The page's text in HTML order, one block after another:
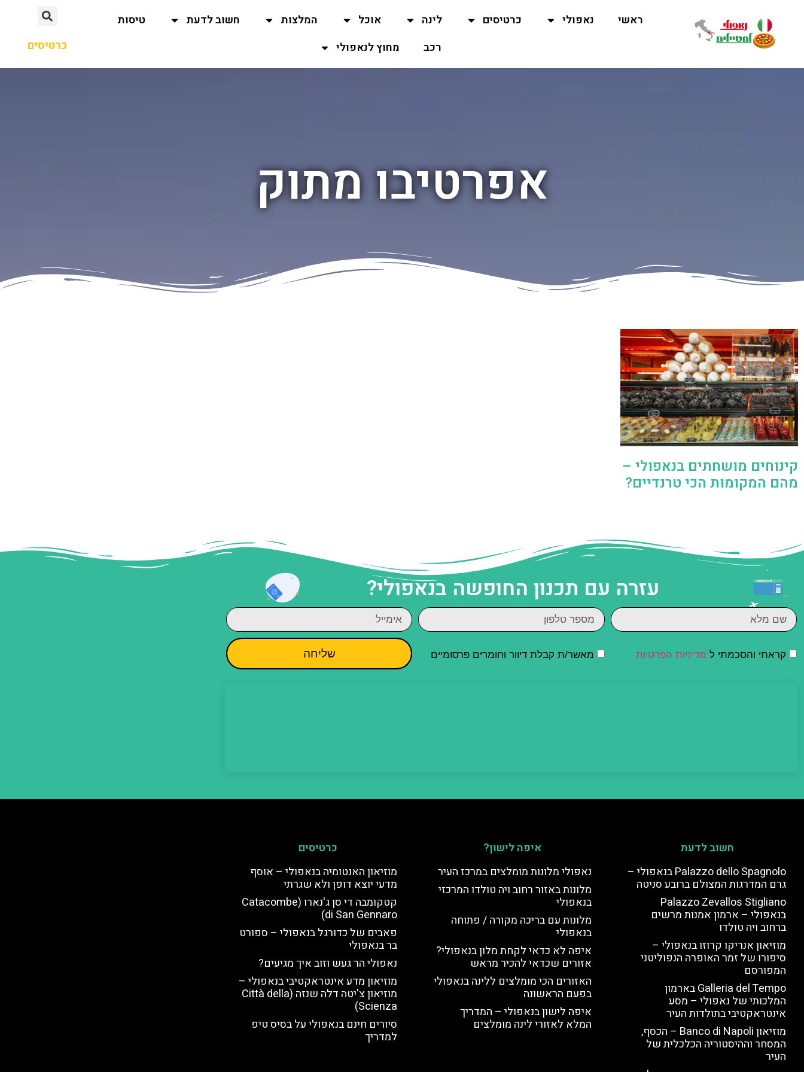
ראשי נאפולי כרטיסים לינה אוכל המלצות חשוב לדעת
טיסות
רכב
מחוץ לנאפולי כרטיסים
אפרטיבו מתוק
קינוחים מושחתים בנאפולי –
מהם המקומות הכי טרנדיים?
עזרה עם תכנון החופשה בנאפולי?
קראתי והסכמתי ל מדיניות הפרטיות מאשר/ת קבלת דיוור וחומרים פרסומיים שליחה
חשוב לדעת
Palazzo dello Spagnolo בנאפולי –
גרם המדרגות המצולם ברובע סניטה
Palazzo Zevallos Stigliano
בנאפולי – ארמון אמנות מרשים
ברחוב ויה טולדו
מוזיאון אנריקו קרוזו בנאפולי –
סיפורו של זמר האופרה הנפוליטני
המפורסם
Galleria del Tempo בארמון
המלכותי של נאפולי – מסע
אינטראקטיבי בתולדות העיר
מוזיאון Banco di Napoli – הכסף,
המסחר וההיסטוריה הכלכלית של
העיר
איפה לישון?
נאפולי מלונות מומלצים במרכז העיר
מלונות באזור רחוב ויה טולדו המרכזי
בנאפולי
מלונות עם בריכה מקורה / פתוחה
בנאפולי
איפה לא כדאי לקחת מלון בנאפולי?
אזורים שכדאי להכיר מראש
האזורים הכי מומלצים ללינה בנאפולי
בפעם הראשונה
איפה לישון בנאפולי – המדריך
המלא לאזורי לינה מומלצים
כרטיסים
מוזיאון האנטומיה בנאפולי – אוסף
מדעי יוצא דופן ולא שגרתי
קטקומבה די סן ג'נארו (Catacombe
di San Gennaro)
פאבים של כדורגל בנאפולי – ספורט
בר בנאפולי
נאפולי הר געש וזוב איך מגיעים?
מוזיאון מדע אינטראקטיבי בנאפולי –
מוזיאון צ'יטה דלה שנזה (Città della
Scienza)
סיורים חינם בנאפולי על בסיס טיפ
למדריך